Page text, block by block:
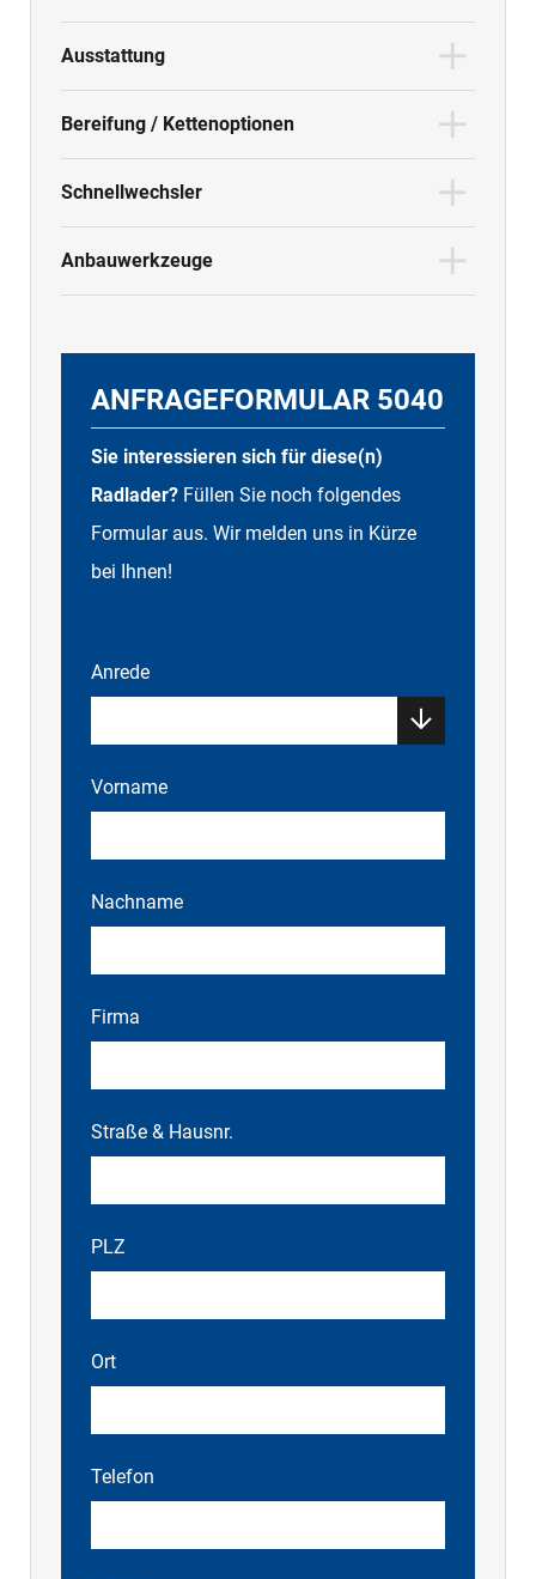
Ausstattung
Bereifung / Kettenoptionen
Schnellwechsler
Anbauwerkzeuge
ANFRAGEFORMULAR 5040
Sie interessieren sich für diese(n)
Radlader? Füllen Sie noch folgendes
Formular aus. Wir melden uns in Kürze
bei Ihnen!
Anrede
Vorname
Nachname
Firma
Straße & Hausnr.
PLZ
Ort
Telefon